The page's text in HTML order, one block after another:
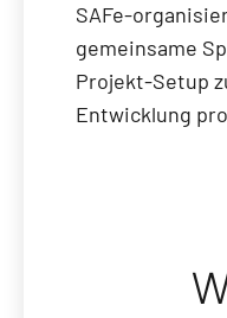
SAFe-
gemeinsame
Projekt-Setup
Entwicklung